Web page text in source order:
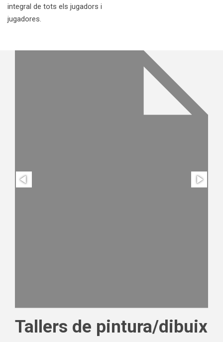
integral de tots els jugadors i
jugadores.
Tallers de pintura/dibuix